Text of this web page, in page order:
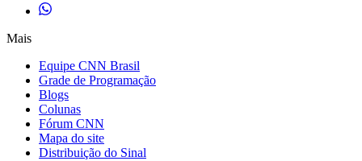
Mais
Equipe CNN Brasil
Grade de Programação
Blogs
Colunas
Fórum CNN
Mapa do site
Distribuição do Sinal